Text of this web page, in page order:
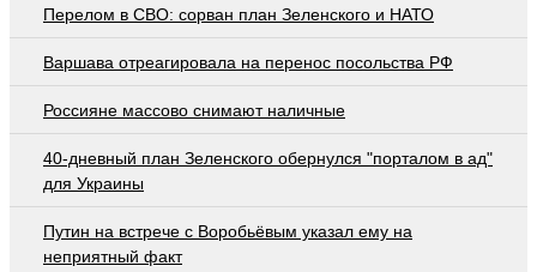
Перелом в СВО: сорван план Зеленского и НАТО
Варшава отреагировала на перенос посольства РФ
Россияне массово снимают наличные
40-дневный план Зеленского обернулся "порталом в ад"
для Украины
Путин на встрече с Воробьёвым указал ему на
неприятный факт